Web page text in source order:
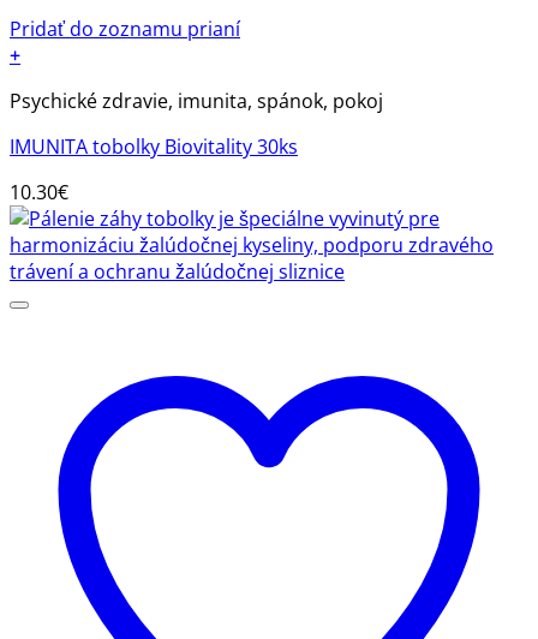
Pridať do zoznamu prianí
+
Psychické zdravie, imunita, spánok, pokoj
IMUNITA tobolky Biovitality 30ks
10.30€